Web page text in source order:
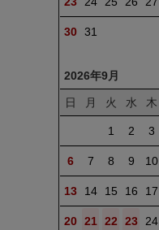
30 31
2026年9月
日 月 火 水 木
1 2 3
6 7 8 9 10
13 14 15 16 17
20 21 22 23 24